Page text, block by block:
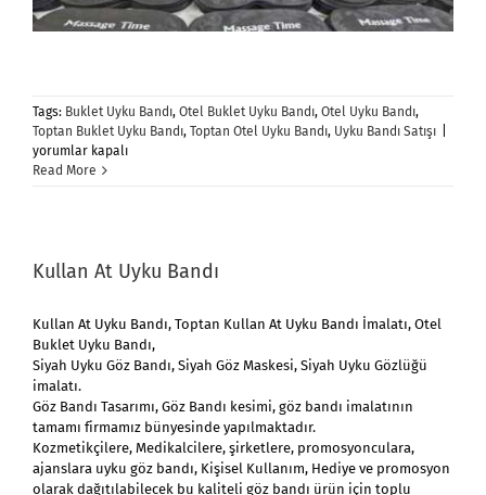
Tags: Buklet Uyku Bandı, Otel Buklet Uyku Bandı, Otel Uyku Bandı,
Toptan Buklet Uyku Bandı, Toptan Otel Uyku Bandı, Uyku Bandı Satışı
yorumlar kapalı
Read More
Kullan At Uyku Bandı
Kullan At Uyku Bandı, Toptan Kullan At Uyku Bandı İmalatı, Otel
Buklet Uyku Bandı,
Siyah Uyku Göz Bandı, Siyah Göz Maskesi, Siyah Uyku Gözlüğü
imalatı.
Göz Bandı Tasarımı, Göz Bandı kesimi, göz bandı imalatının
tamamı firmamız bünyesinde yapılmaktadır.
Kozmetikçilere, Medikalcilere, şirketlere, promosyonculara,
ajanslara uyku göz bandı, Kişisel Kullanım, Hediye ve promosyon
olarak dağıtılabilecek bu kaliteli göz bandı ürün için toplu